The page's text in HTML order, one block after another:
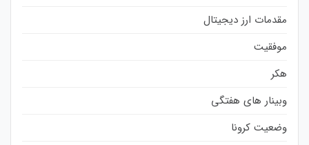
مقدمات ارز دیجیتال
موفقیت
هکر
وبینار های هفتگی
وضعیت کرونا